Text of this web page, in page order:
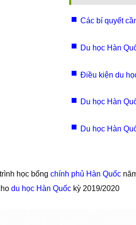
Các bí quyết
Du học Hàn
Điều kiện du
Du học Hàn
Du học Hàn
học bổng chính phủ Hàn Quốc
du học Hàn Quốc kỳ 2019/2020